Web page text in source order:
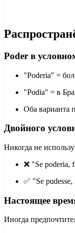
Poder в
"Poderia" =
"Podia" = в
Оба варианта
Двойного
Никогда не
❌ "Se poderia,
✅ "Se
Настоящее
Иногда